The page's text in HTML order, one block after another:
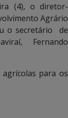
(4), o diretor-
Agrário
o secretário de
Fernando
para os